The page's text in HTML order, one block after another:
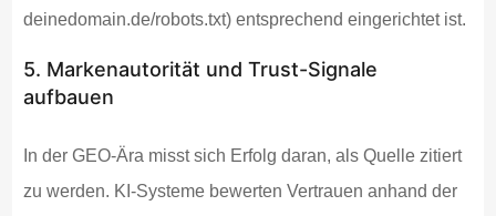
deinedomain.de/robots.txt) entsprechend eingerichtet ist.
5. Markenautorität und Trust-Signale
aufbauen
In der GEO-Ära misst sich Erfolg daran, als Quelle zitiert
zu werden. KI-Systeme bewerten Vertrauen anhand der